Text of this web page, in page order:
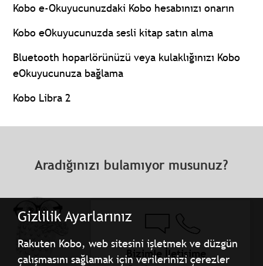
Gizlilik Ayarlarınız
Rakuten Kobo, web sitesini işletmek ve düzgün
çalışmasını sağlamak için verilerinizi çerezler
Kobo e-Okuyucunuzdaki Kobo hesabınızı onarın
Kobo eOkuyucunuzda sesli kitap satın alma
Bluetooth hoparlörünüzü veya kulaklığınızı Kobo
eOkuyucunuza bağlama
Kobo Libra 2
Aradığınızı bulamıyor musunuz?
Bizimle İletişime